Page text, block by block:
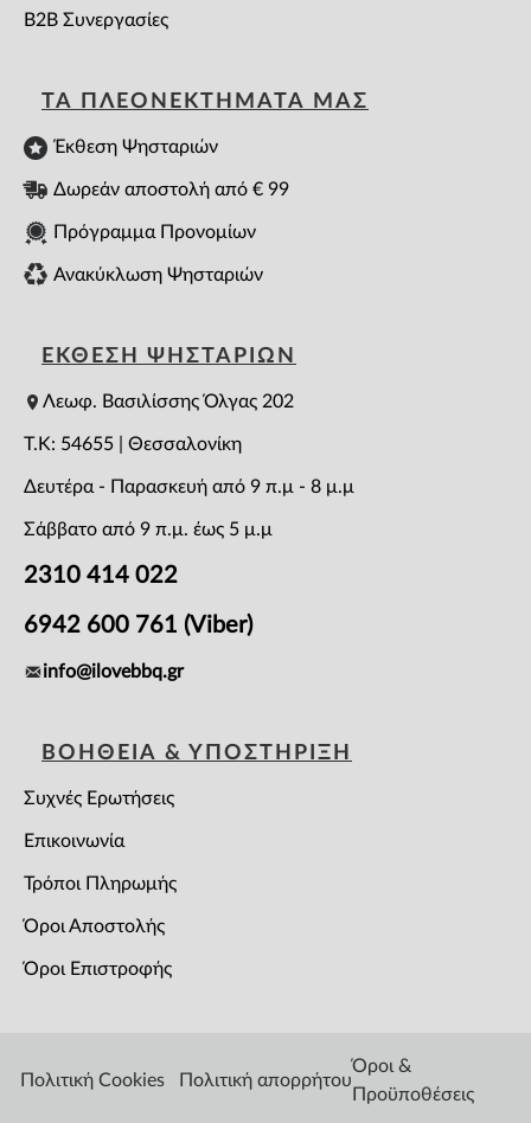
B2B Συνεργασίες
ΤΑ ΠΛΕΟΝΕΚΤΗΜΑΤΑ ΜΑΣ
Έκθεση Ψησταριών
Δωρεάν αποστολή από € 99
Πρόγραμμα Προνομίων
Ανακύκλωση Ψησταριών
ΕΚΘΕΣΗ ΨΗΣΤΑΡΙΩΝ
Λεωφ. Βασιλίσσης Όλγας 202
T.K: 54655 | Θεσσαλονίκη
Δευτέρα - Παρασκευή από 9 π.μ - 8 μ.μ
Σάββατο από 9 π.μ. έως 5 μ.μ
2310 414 022
6942 600 761 (Viber)
info@ilovebbq.gr
ΒΟΗΘΕΙΑ & ΥΠΟΣΤΗΡΙΞΗ
Συχνές Ερωτήσεις
Επικοινωνία
Τρόποι Πληρωμής
Όροι Αποστολής
Όροι Επιστροφής
Πολιτική Cookies Πολιτική απορρήτου
Όροι &
Προϋποθέσεις